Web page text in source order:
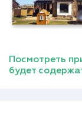
Посмотреть
будет